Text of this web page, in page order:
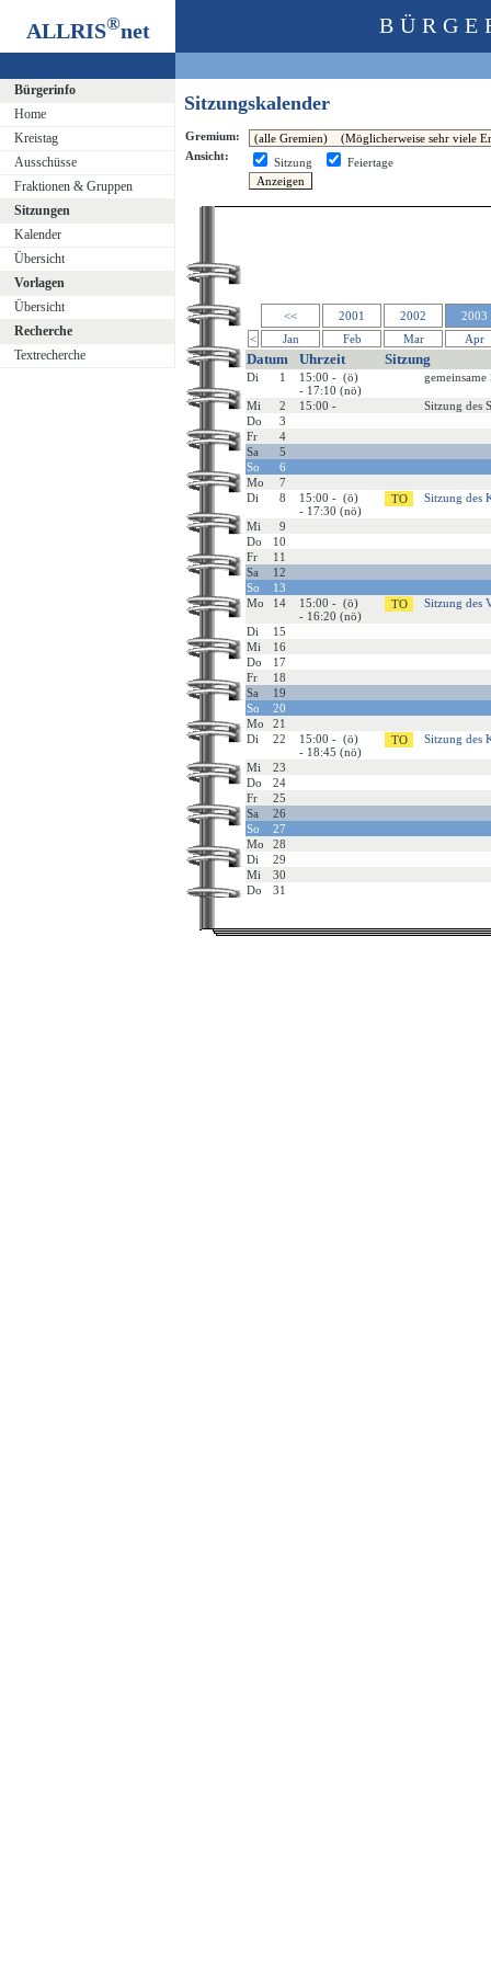
ALLRIS®net
Bürgerinfo
Home
Kreistag
Ausschüsse
Fraktionen & Gruppen
Sitzungen
Kalender
Übersicht
Vorlagen
Übersicht
Recherche
Textrecherche
Sitzungskalender
Gremium:
Ansicht:
Sitzung Feiertage
<< 2001 2002
2003
<
Jan Feb Mar Apr
Datum Uhrzeit Sitzung
Di 1
15:00 - (ö)
- 17:10 (nö)
gemeinsame
Mi 2 15:00 -
Sitzung des
Do
3
Fr
4
Sa
5
So
6
Mo
7
Di
8
15:00 - (ö)
- 17:30 (nö)
Sitzung des
Mi
9
Do
10
Fr
11
Sa
12
So
13
Mo
14
15:00 - (ö)
- 16:20 (nö)
Sitzung des
Di
15
Mi
16
Do
17
Fr
18
Sa
19
So
20
Mo
21
Di
22
15:00 - (ö)
- 18:45 (nö)
Sitzung des
Mi
23
Do
24
Fr
25
Sa
26
So
27
Mo
28
Di
29
Mi
30
Do
31